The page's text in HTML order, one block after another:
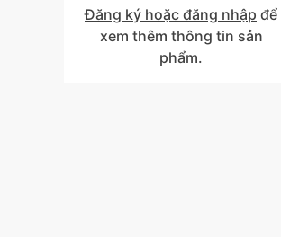
Đăng ký hoặc đăng nhập để
xem thêm thông tin sản
phẩm.